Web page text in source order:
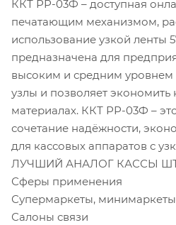
ККТ РР-03Ф – доступная
печатающим механизмом,
использование узкой ленты
предназначена для
высоким и средним уровнем
узлы и позволяет экономить
материалах. ККТ РР-03Ф –
сочетание надёжности,
для кассовых аппаратов с
ЛУЧШИЙ АНАЛОГ КАССЫ
Сферы применения
Супермаркеты,
Салоны связи